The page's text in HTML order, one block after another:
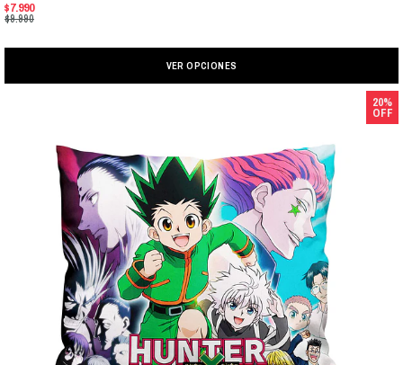
$7.990
$9.990
VER OPCIONES
20%
OFF